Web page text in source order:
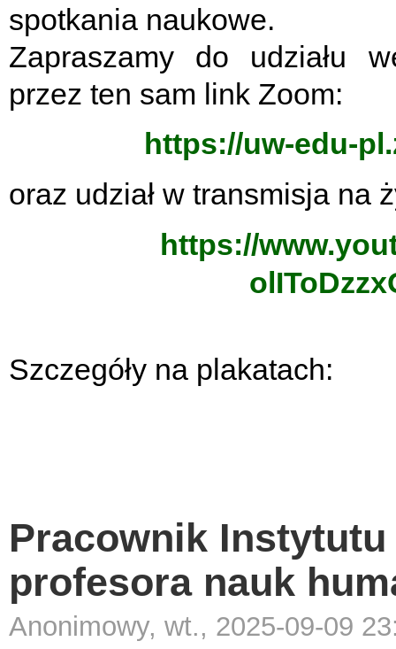
spotkania naukowe.
Zapraszamy do udziału
przez ten sam link Zoom:
https://uw-edu-
oraz udział w transmisja na
https://
Szczegóły na plakatach:
Pracownik
profesora nauk
Anonimowy, wt., 2025-09-09